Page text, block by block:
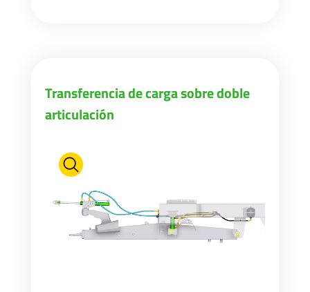
Transferencia de carga sobre doble
articulación